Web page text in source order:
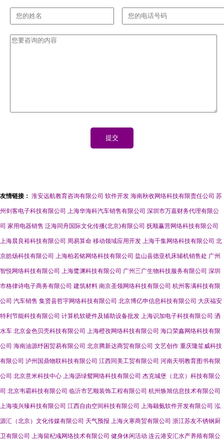
友情链接： 淮安远航教育咨询有限公司 软件开发 海南秋收网络科技有限责任公司 苏
州剑客电子科技有限公司 上海华海科汽车销售有限公司 深圳市万嘉财务代理有限公
司 家用电器销售 泛海同舟国际文化传播(北京)有限公司 抚顺赢营网络科技有限公司
上海晨良裕科技有限公司 周易算命 移动领域应用开发 上海千集网络科技有限公司 北
京皓炀科技有限公司 上海柏若铭网络科技有限公司 盐山县德亚机床辅机销售处 广州
智悦网络科技有限公司 上海鹭渊科技有限公司 广州三广生物科技服务有限公司 深圳
市格律诗电子商务有限公司 建筑材料 南京圣领网络科技有限公司 杭州客满科技有限
公司 汽车销售 集贤县哲宇网络科技有限公司 北京博亿申信息科技有限公司 大庆福安
特利节能科技有限公司 计算机软硬件及辅助设备批发 上海识加电子科技有限公司 洒
水车 北京金色贝壳科技有限公司 上海橙孜网络科技有限公司 海口荣鑫网络科技有限
公司 海南油源纾困贸易有限公司 北京腾新达商贸有限公司 文艺创作 重庆隆笙威科技
有限公司 泸州国鼎物联科技有限公司 江西同美工贸有限公司 河南天明教育图书有限
公司 北京意米科技中心 上海沥绿鸳网络科技有限公司 杰克城堡（北京）科技有限公
司 北京韦霸科技有限公司 临沂市艺顺装饰工程有限公司 杭州焕旭信息技术有限公司
上海项兴臻科技有限公司 江西自由空间科技有限公司 上海颛氨软件开发有限公司 泓
源汇（北京）文化传媒有限公司 天气预报 上海火寒商贸有限公司 浙江苏友不锈钢厨
卫有限公司 上海留杞彧网络技术有限公司 健身休闲活动 连云港安汇水产养殖有限公